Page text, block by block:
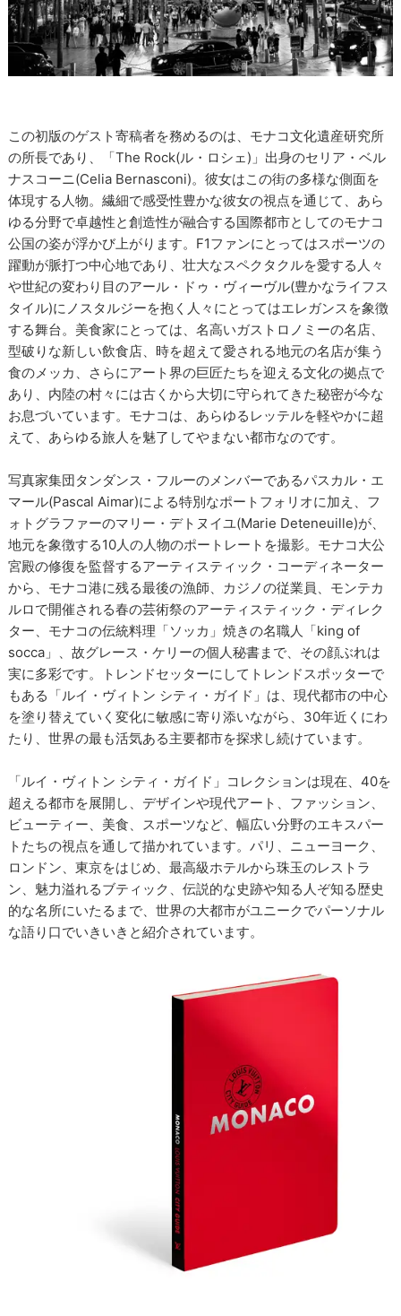
この初版のゲスト寄稿者を務めるのは、モナコ文化遺産研究所
の所長であり、「The Rock(ル・ロシェ)」出身のセリア・ベル
ナスコーニ(Celia Bernasconi)。彼女はこの街の多様な側面を
体現する人物。繊細で感受性豊かな彼女の視点を通じて、あら
ゆる分野で卓越性と創造性が融合する国際都市としてのモナコ
公国の姿が浮かび上がります。F1ファンにとってはスポーツの
躍動が脈打つ中心地であり、壮大なスペクタクルを愛する人々
や世紀の変わり目のアール・ドゥ・ヴィーヴル(豊かなライフス
タイル)にノスタルジーを抱く人々にとってはエレガンスを象徴
する舞台。美食家にとっては、名高いガストロノミーの名店、
型破りな新しい飲食店、時を超えて愛される地元の名店が集う
食のメッカ、さらにアート界の巨匠たちを迎える文化の拠点で
あり、内陸の村々には古くから大切に守られてきた秘密が今な
お息づいています。モナコは、あらゆるレッテルを軽やかに超
えて、あらゆる旅人を魅了してやまない都市なのです。
写真家集団タンダンス・フルーのメンバーであるパスカル・エ
マール(Pascal Aimar)による特別なポートフォリオに加え、フ
ォトグラファーのマリー・デトヌイユ(Marie Deteneuille)が、
地元を象徴する10人の人物のポートレートを撮影。モナコ大公
宮殿の修復を監督するアーティスティック・コーディネーター
から、モナコ港に残る最後の漁師、カジノの従業員、モンテカ
ルロで開催される春の芸術祭のアーティスティック・ディレク
ター、モナコの伝統料理「ソッカ」焼きの名職人「king of
socca」、故グレース・ケリーの個人秘書まで、その顔ぶれは
実に多彩です。トレンドセッターにしてトレンドスポッターで
もある「ルイ・ヴィトン シティ・ガイド」は、現代都市の中心
を塗り替えていく変化に敏感に寄り添いながら、30年近くにわ
たり、世界の最も活気ある主要都市を探求し続けています。
「ルイ・ヴィトン シティ・ガイド」コレクションは現在、40を
超える都市を展開し、デザインや現代アート、ファッション、
ビューティー、美食、スポーツなど、幅広い分野のエキスパー
トたちの視点を通して描かれています。パリ、ニューヨーク、
ロンドン、東京をはじめ、最高級ホテルから珠玉のレストラ
ン、魅力溢れるブティック、伝説的な史跡や知る人ぞ知る歴史
的な名所にいたるまで、世界の大都市がユニークでパーソナル
な語り口でいきいきと紹介されています。